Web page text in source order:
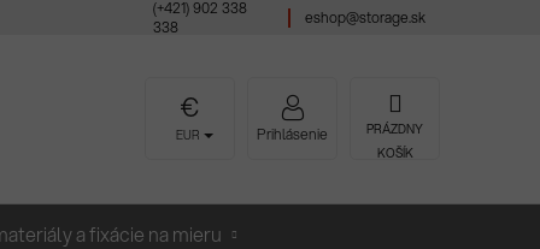
(+421) 902 338
338
eshop@storage.sk
EUR Prihlásenie NÁKUPNÝ
KOŠÍK
PRÁZDNY
KOŠÍK
a fixácie na mieru